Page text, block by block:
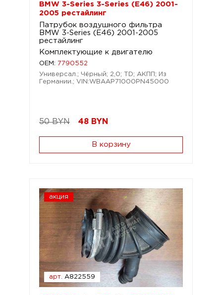
BMW 3-Series 3-Series (E46) 2001-
2005 рестайлинг
Патрубок воздушного фильтра
BMW 3-Series (E46) 2001-2005
рестайлинг
Комплектующие к двигателю
OEM:
7790552
Универсал.; Чёрный; 2,0; TD; АКПП; Из
Германии.; VIN:WBAAP71000PN45000
50 BYN 48 BYN
В корзину
акция
арт. A822559